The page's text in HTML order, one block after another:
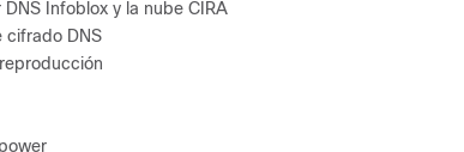
Infoblox y la nube CIRA
cifrado DNS